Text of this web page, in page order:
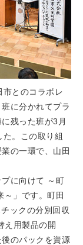
とのコラボレ
に分かれてプラ
残った班が3月
。この取り組
の一環で、山田
に向けて ～町
～」です。町田
ックの分別回収
え用製品の開
のパックを資源